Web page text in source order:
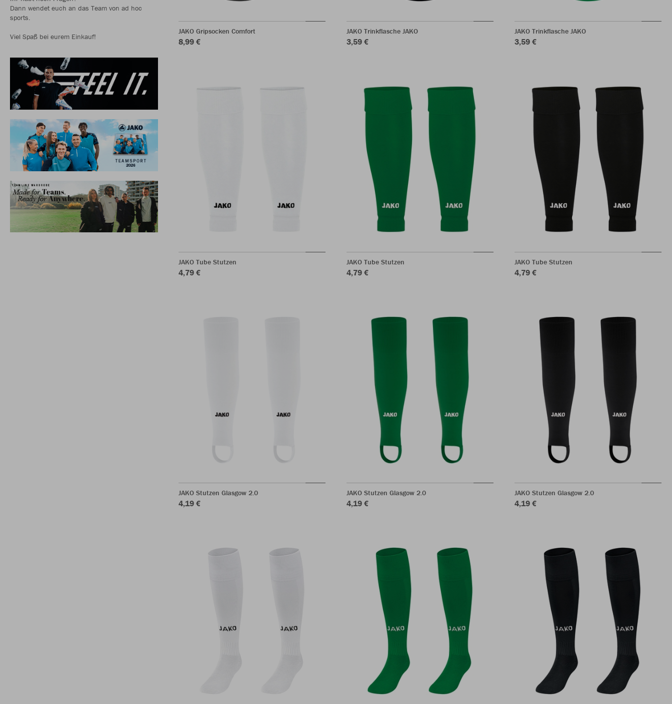
Dann wendet euch an das Team von ad hoc
sports.
Viel Spaß bei eurem Einkauf!
JAKO Gripsocken Comfort
8,99 €
JAKO Trinkflasche JAKO
3,59 €
JAKO Trinkflasche JAKO
3,59 €
JAKO Tube Stutzen
4,79 €
JAKO Tube Stutzen
4,79 €
JAKO Tube Stutzen
4,79 €
JAKO Stutzen Glasgow 2.0
4,19 €
JAKO Stutzen Glasgow 2.0
4,19 €
JAKO Stutzen Glasgow 2.0
4,19 €